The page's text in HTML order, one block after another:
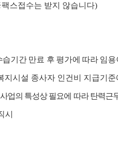
팩스접수는 받지 않습니다)
습기간 만료 후 평가에 따라 임
지시설 종사자 인건비 지급기준
사업의 특성상 필요에 따라 탄력근
시